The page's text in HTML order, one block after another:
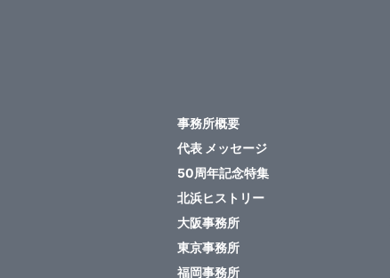
事務所概要
代表 メッセージ
50周年記念特集
北浜ヒストリー
大阪事務所
東京事務所
福岡事務所